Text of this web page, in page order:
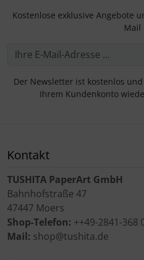
Kostenlose exklusive Angebote
Mail
Der Newsletter ist kostenlos
Ihrem Kundenkonto
Kontakt
TUSHITA PaperArt GmbH
Bahnhofstraße 47
47447 Moers
Shop-Telefon: ++49-2841-368
Mail: shop@tushita.de